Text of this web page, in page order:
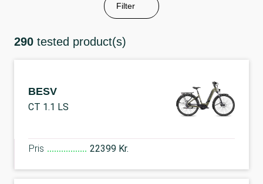
Filter
290 tested product(s)
BESV
CT 1.1 LS
Pris 22399 Kr.